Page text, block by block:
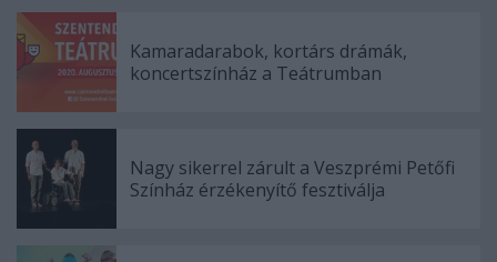
Kamaradarabok, kortárs drámák,
koncertszínház a Teátrumban
Nagy sikerrel zárult a Veszprémi Petőfi
Színház érzékenyítő fesztiválja